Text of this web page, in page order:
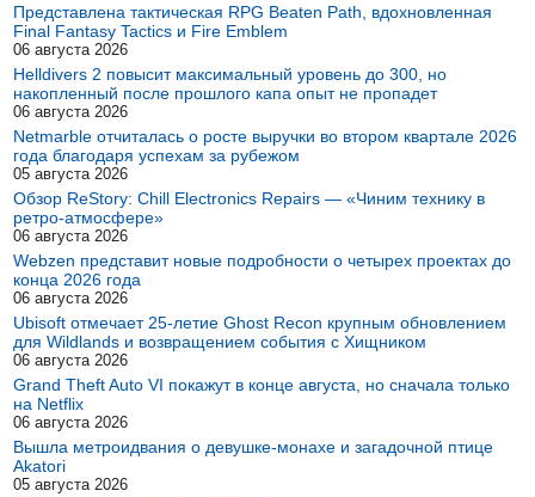
Представлена тактическая RPG Beaten Path, вдохновленная
Final Fantasy Tactics и Fire Emblem
06 августа 2026
Helldivers 2 повысит максимальный уровень до 300, но
накопленный после прошлого капа опыт не пропадет
06 августа 2026
Netmarble отчиталась о росте выручки во втором квартале 2026
года благодаря успехам за рубежом
05 августа 2026
Обзор ReStory: Chill Electronics Repairs — «Чиним технику в
ретро-атмосфере»
06 августа 2026
Webzen представит новые подробности о четырех проектах до
конца 2026 года
06 августа 2026
Ubisoft отмечает 25-летие Ghost Recon крупным обновлением
для Wildlands и возвращением события с Хищником
06 августа 2026
Grand Theft Auto VI покажут в конце августа, но сначала только
на Netflix
06 августа 2026
Вышла метроидвания о девушке-монахе и загадочной птице
Akatori
05 августа 2026